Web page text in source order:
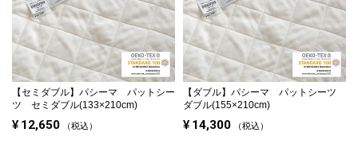
【セミダブル】 パシーマ パットシー
ツ セミダブル(133×210cm)
¥ 12,650 税込
【ダブル】 パシーマ パットシーツ
ダブル(155×210cm)
¥ 14,300 税込